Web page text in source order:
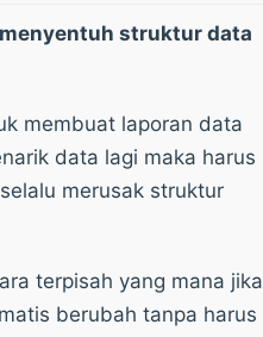
struktur data
membuat laporan data
data lagi maka harus
merusak struktur
terpisah yang mana jika
berubah tanpa harus